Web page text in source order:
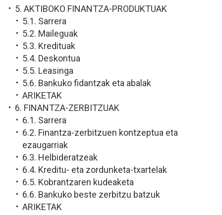
5. AKTIBOKO FINANTZA-PRODUKTUAK
5.1. Sarrera
5.2. Maileguak
5.3. Kredituak
5.4. Deskontua
5.5. Leasinga
5.6. Bankuko fidantzak eta abalak
ARIKETAK
6. FINANTZA-ZERBITZUAK
6.1. Sarrera
6.2. Finantza-zerbitzuen kontzeptua eta
ezaugarriak
6.3. Helbideratzeak
6.4. Kreditu- eta zordunketa-txartelak
6.5. Kobrantzaren kudeaketa
6.6. Bankuko beste zerbitzu batzuk
ARIKETAK